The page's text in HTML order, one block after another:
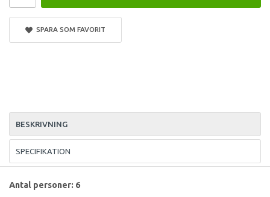
SPARA SOM FAVORIT
BESKRIVNING
SPECIFIKATION
Antal personer: 6